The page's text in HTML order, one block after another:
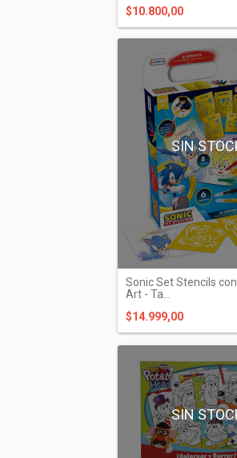
$10.800,00
SIN
Sonic Set Stencils
Art - Ta...
$14.999,00
SIN